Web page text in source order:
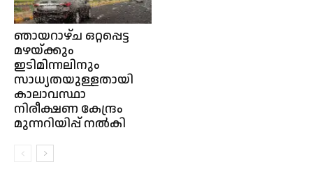
ഞായറാഴ്ച ഒറ്റപ്പെട്ട
മഴയ്ക്കും
ഇടിമിന്നലിനും
സാധ്യതയുള്ളതായി
കാലാവസ്ഥാ
നിരീക്ഷണ കേന്ദ്രം
മുന്നറിയിപ്പ് നൽകി